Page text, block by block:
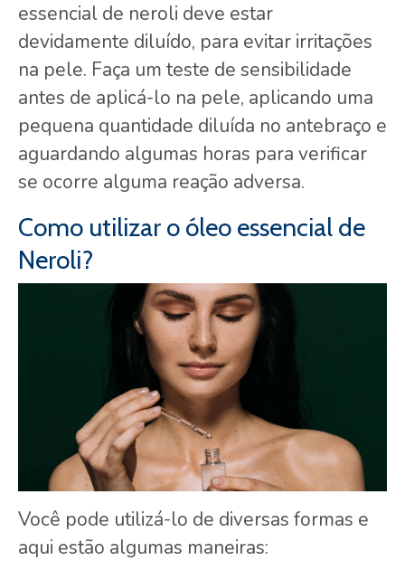
essencial de neroli deve estar
devidamente diluído, para evitar irritações
na pele. Faça um teste de sensibilidade
antes de aplicá-lo na pele, aplicando uma
pequena quantidade diluída no antebraço e
aguardando algumas horas para verificar
se ocorre alguma reação adversa.
Como utilizar o óleo essencial de
Neroli?
Você pode utilizá-lo de diversas formas e
aqui estão algumas maneiras: